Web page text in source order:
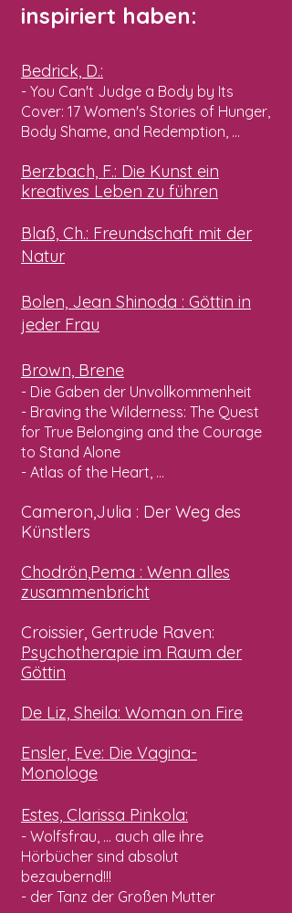
inspiriert haben:
Bedrick, D.:
- You Can't Judge a Body by Its
Cover: 17 Women's Stories of Hunger,
Body Shame, and Redemption, ...
Berzbach, F.: Die Kunst ein
kreatives Leben zu führen
Blaß, Ch.: Freundschaft mit der
Natur
Bolen, Jean Shinoda : Göttin in
jeder Frau
Brown, Brene
- Die Gaben der Unvollkommenheit
- Braving the Wilderness: The Quest
for True Belonging and the Courage
to Stand Alone
- Atlas of the Heart, ...
Cameron,Julia : Der Weg des
Künstlers
Chodrön,Pema : Wenn alles
zusammenbricht
Croissier, Gertrude Raven:
Psychotherapie im Raum der
Göttin
De Liz, Sheila: Woman on Fire
Ensler, Eve: Die Vagina-
Monologe
Estes, Clarissa Pinkola:
- Wolfsfrau, ... auch alle ihre
Hörbücher sind absolut
bezaubernd!!!
- der Tanz der Großen Mutter